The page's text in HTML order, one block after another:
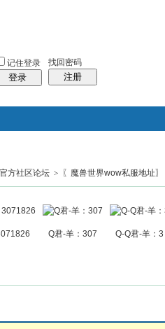
记住登录
登录
找回密码
注册
的空间
帖子
方社区论坛 > 〖魔兽世界wow私服地址〗
Q君-羊：307 Q-Q君-羊：3